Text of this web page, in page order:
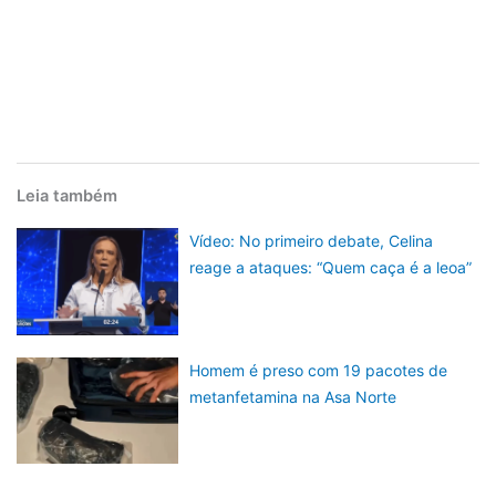
Leia também
Vídeo: No primeiro debate, Celina
reage a ataques: “Quem caça é a leoa”
Homem é preso com 19 pacotes de
metanfetamina na Asa Norte